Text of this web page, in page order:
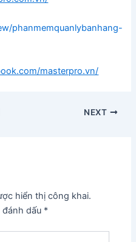
phanmemquanlybanhang-
masterpro.vn/
NEXT
hiển thị công khai.
dấu *